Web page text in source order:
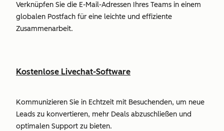
Verknüpfen Sie die E-Mail-Adressen Ihres Teams in einem
globalen Postfach für eine leichte und effiziente
Zusammenarbeit.
Kostenlose Livechat-Software
Kommunizieren Sie in Echtzeit mit Besuchenden, um neue
Leads zu konvertieren, mehr Deals abzuschließen und
optimalen Support zu bieten.